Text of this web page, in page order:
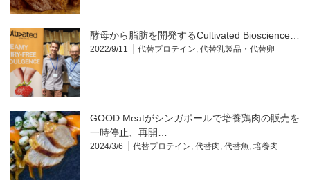
酵母から脂肪を開発するCultivated Bioscience…
2022/9/11 代替プロテイン, 代替乳製品・代替卵
GOOD Meatがシンガポールで培養鶏肉の販売を
一時停止、再開…
2024/3/6 代替プロテイン, 代替肉, 代替魚, 培養肉